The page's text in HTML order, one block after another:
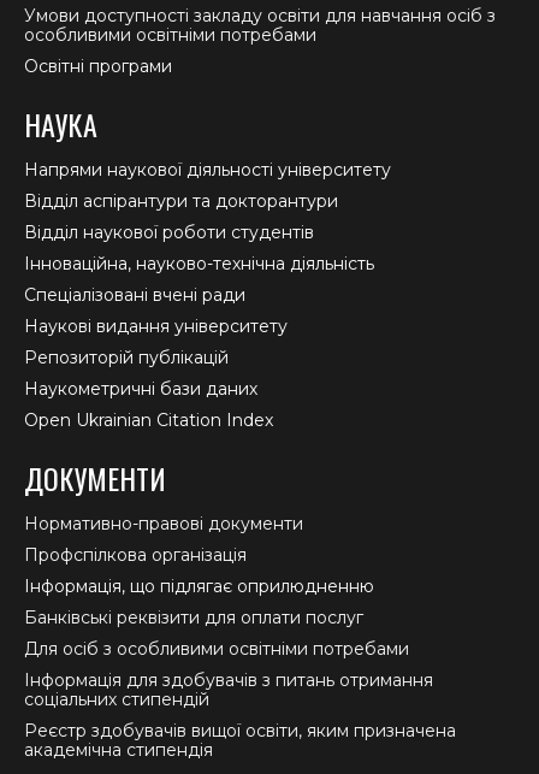
Умови доступності закладу освіти для навчання осіб з
особливими освітніми потребами
Освітні програми
НАУКА
Напрями наукової діяльності університету
Відділ аспірантури та докторантури
Відділ наукової роботи студентів
Інноваційна, науково-технічна діяльність
Спеціалізовані вчені ради
Наукові видання університету
Репозиторій публікацій
Наукометричні бази даних
Open Ukrainian Citation Index
ДОКУМЕНТИ
Нормативно-правові документи
Профспілкова організація
Інформація, що підлягає оприлюдненню
Банківські реквізити для оплати послуг
Для осіб з особливими освітніми потребами
Інформація для здобувачів з питань отримання
соціальних стипендій
Реєстр здобувачів вищої освіти, яким призначена
академічна стипендія